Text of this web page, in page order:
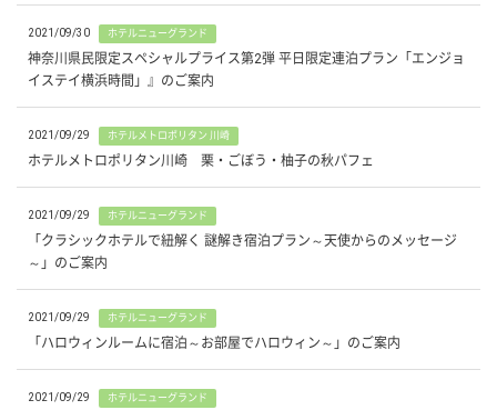
2021/09/30 ホテルニューグランド
神奈川県民限定スペシャルプライス第2弾 平日限定連泊プラン「エンジョ
イステイ横浜時間」』のご案内
2021/09/29 ホテルメトロポリタン 川崎
ホテルメトロポリタン川崎 栗・ごぼう・柚子の秋パフェ
2021/09/29 ホテルニューグランド
「クラシックホテルで紐解く 謎解き宿泊プラン～天使からのメッセージ
～」のご案内
2021/09/29 ホテルニューグランド
「ハロウィンルームに宿泊～お部屋でハロウィン～」のご案内
2021/09/29 ホテルニューグランド